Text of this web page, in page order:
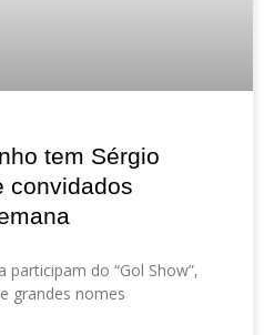
tem Sérgio
convidados
participam do “Gol Show”,
grandes nomes